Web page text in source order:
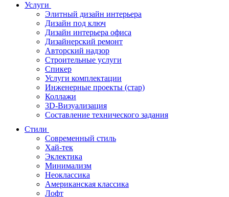
Услуги
Элитный дизайн интерьера
Дизайн под ключ
Дизайн интерьера офиса
Дизайнерский ремонт
Авторский надзор
Строительные услуги
Спикер
Услуги комплектации
Инженерные проекты (стар)
Коллажи
3D-Визуализация
Составление технического задания
Стили
Современный стиль
Хай-тек
Эклектика
Минимализм
Неоклассика
Американская классика
Лофт